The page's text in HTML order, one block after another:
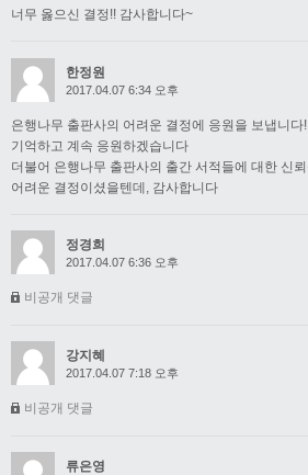
너무 옳으신 결정!! 감사합니다~
한정원
2017.04.07 6:34 오후
은행나무 출판사의 어려운 결정에 응원을 보냅니다!
기억하고 계속 응원하겠습니다
더불어 은행나무 출판사의 출간 서적들에 대한 신
어려운 결정이셨을텐데, 감사합니다
정경희
2017.04.07 6:36 오후
비공개 댓글
강지혜
2017.04.07 7:18 오후
비공개 댓글
류은영